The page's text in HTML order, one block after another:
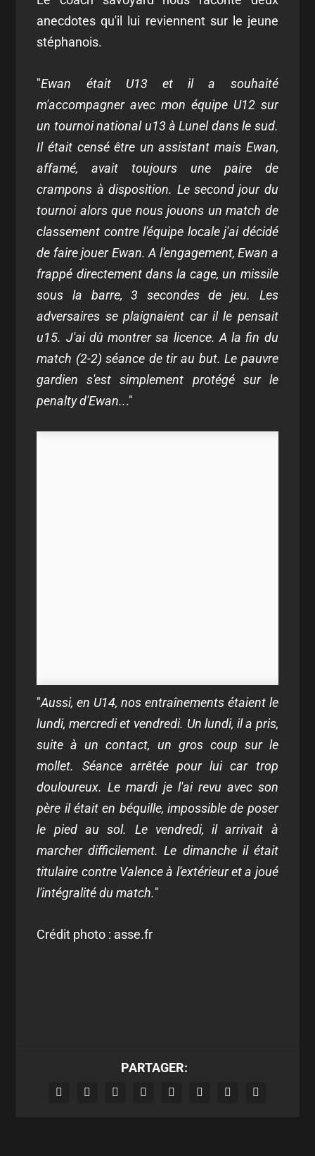
anecdotes qu'il lui reviennent sur le jeune
stéphanois.
"Ewan était U13 et il a souhaité
m'accompagner avec mon équipe U12 sur
un tournoi national u13 à Lunel dans le sud.
Il était censé être un assistant mais Ewan,
affamé, avait toujours une paire de
crampons à disposition. Le second jour du
tournoi alors que nous jouons un match de
classement contre l'équipe locale j'ai décidé
de faire jouer Ewan. A l'engagement, Ewan a
frappé directement dans la cage, un missile
sous la barre, 3 secondes de jeu. Les
adversaires se plaignaient car il le pensait
u15. J'ai dû montrer sa licence. A la fin du
match (2-2) séance de tir au but. Le pauvre
gardien s'est simplement protégé sur le
penalty d'Ewan..."
"Aussi, en U14, nos entraînements étaient le
lundi, mercredi et vendredi. Un lundi, il a pris,
suite à un contact, un gros coup sur le
mollet. Séance arrêtée pour lui car trop
douloureux. Le mardi je l'ai revu avec son
père il était en béquille, impossible de poser
le pied au sol. Le vendredi, il arrivait à
marcher difficilement. Le dimanche il était
titulaire contre Valence à l'extérieur et a joué
l'intégralité du match."
Crédit photo : asse.fr
PARTAGER: